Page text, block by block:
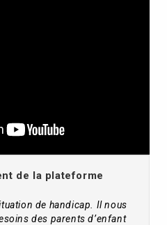
de la plateforme
de handicap. Il nous
des parents d’enfant